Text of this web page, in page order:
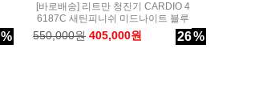
%
[바로배송] 리트만 청진기 CARDIO 4
6187C 새틴피니쉬 미드나이트 블루
550,000원 405,000원 26%